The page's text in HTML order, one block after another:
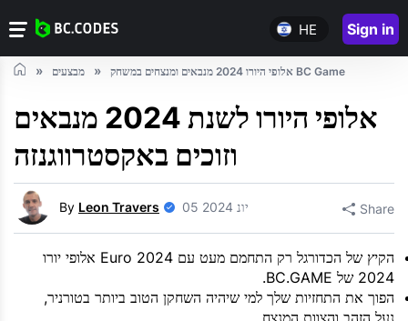
HE Sign in
מבצעים אלופי היורו 2024 מנבאים ומנצחים במשחק BC Game
אלופי היורו לשנת 2024 מנבאים
וזוכים באקסטרווגנזה
By Leon Travers 05 יונ 2024 Share
הקיץ של הכדורגל רק התחמם מעט עם Euro 2024 אלופי יורו
2024 של BC.GAME.
הפוך את התחזיות שלך למי שיהיה השחקן הטוב ביותר בטורניר,